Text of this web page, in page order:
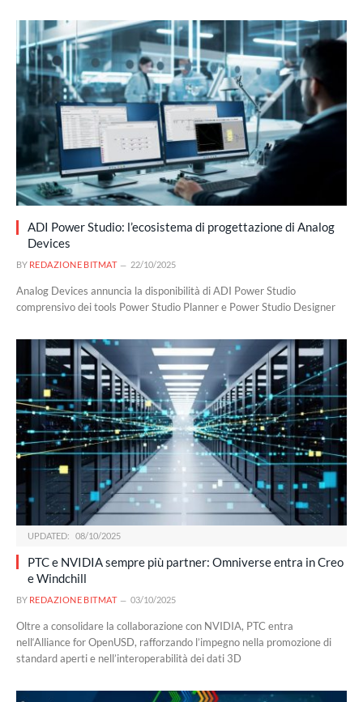
ADI Power Studio: l’ecosistema di progettazione di Analog
Devices
BY REDAZIONE BITMAT 22/10/2025
Analog Devices annuncia la disponibilità di ADI Power Studio
comprensivo dei tools Power Studio Planner e Power Studio Designer
UPDATED: 08/10/2025
PTC e NVIDIA sempre più partner: Omniverse entra in Creo
e Windchill
BY REDAZIONE BITMAT 03/10/2025
Oltre a consolidare la collaborazione con NVIDIA, PTC entra
nell‘Alliance for OpenUSD, rafforzando l’impegno nella promozione di
standard aperti e nell’interoperabilità dei dati 3D